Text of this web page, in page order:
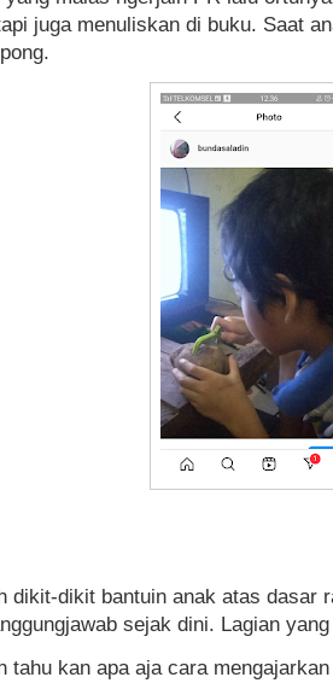
juga menuliskan di buku. Saat
dikit-dikit bantuin anak atas dasar
sejak dini. Lagian
tahu kan apa aja cara